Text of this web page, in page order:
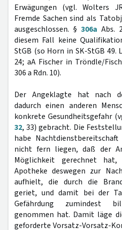
Erwägungen (vgl. Wolters
Fremde Sachen sind als
ausgeschlossen. § 306a Abs.
diesem Fall keine
StGB (so Horn in SK-StGB 49.
24; aA Fischer in Tröndle/
306 a Rdn. 10).
Der Angeklagte hat nach
dadurch einen anderen
konkrete Gesundheitsgefahr
32, 33) gebracht. Die
habe
nicht fern liegen, daß der
Möglichkeit gerechnet
Apotheke deswegen zur
aufhielt, die durch die
geriet, und damit bei der
Gefährdung zumindest
genommen hat. Damit läge
geforderte Vorsatz-Vorsatz-